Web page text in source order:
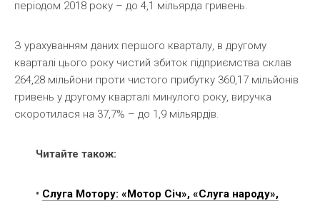
періодом 2018 року – до 4,1 мільярда гривень.
З урахуванням даних першого кварталу, в другому
кварталі цього року чистий збиток підприємства склав
264,28 мільйони проти чистого прибутку 360,17 мільйонів ​​
гривень у другому кварталі минулого року, виручка
скоротилася на 37,7% – до 1,9 мільярдів.
Читайте також:
• Слуга Мотору: «Мотор Січ», «Слуга народу»,